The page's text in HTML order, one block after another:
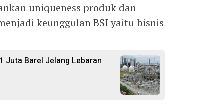
uniqueness produk dan
keunggulan BSI yaitu bisnis
Juta Barel Jelang Lebaran